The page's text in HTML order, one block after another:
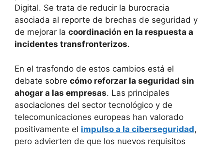
Digital. Se trata de reducir la burocracia
asociada al reporte de brechas de seguridad y
de mejorar la coordinación en la respuesta a
incidentes transfronterizos.
En el trasfondo de estos cambios está el
debate sobre cómo reforzar la seguridad sin
ahogar a las empresas. Las principales
asociaciones del sector tecnológico y de
telecomunicaciones europeas han valorado
positivamente el impulso a la ciberseguridad,
pero advierten de que los nuevos requisitos